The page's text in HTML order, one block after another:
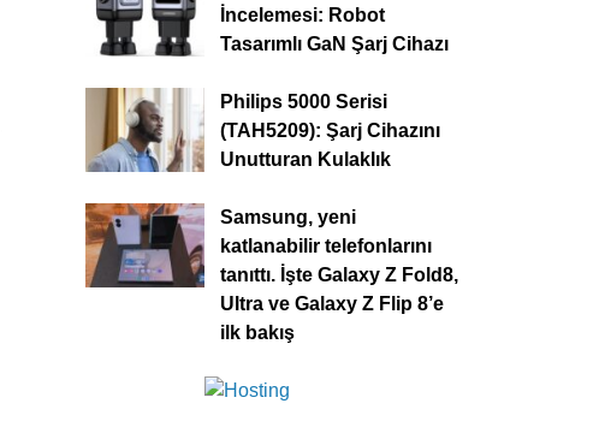
İncelemesi: Robot
Tasarımlı GaN Şarj Cihazı
Philips 5000 Serisi
(TAH5209): Şarj Cihazını
Unutturan Kulaklık
Samsung, yeni
katlanabilir telefonlarını
tanıttı. İşte Galaxy Z Fold8,
Ultra ve Galaxy Z Flip 8’e
ilk bakış